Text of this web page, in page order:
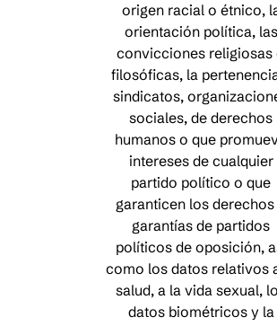
origen racial o étnico,
orientación política, las
convicciones religiosas
filosóficas, la
sindicatos,
sociales, de derechos
humanos o que
intereses de cualquier
partido político o que
garanticen los
garantías de partidos
políticos de oposición,
como los datos relativos
salud, a la vida sexual,
datos biométricos y la